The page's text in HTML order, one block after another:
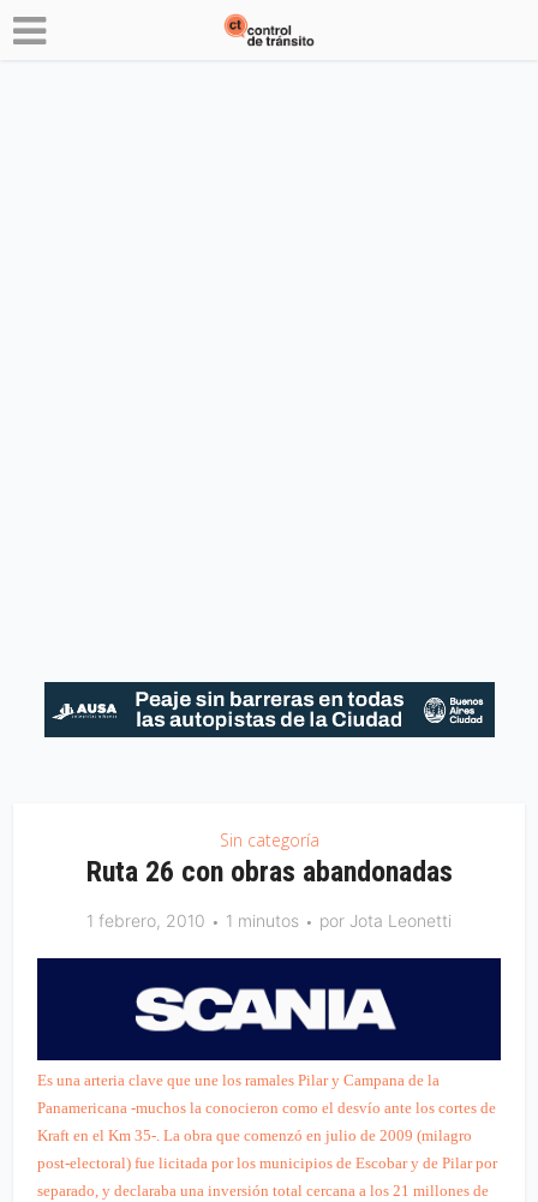
Sin categoría
Ruta 26 con obras abandonadas
1 febrero, 2010 1 minutos por Jota Leonetti
Es una arteria clave que une los ramales Pilar y Campana de la
Panamericana -muchos la conocieron como el desvío ante los cortes de
Kraft en el Km 35-.La obra que comenzó en julio de 2009 (milagro
post-electoral) fue licitada por los municipios de Escobar y de Pilar por
separado, y declaraba una inversión total cercana a los 21 millones de